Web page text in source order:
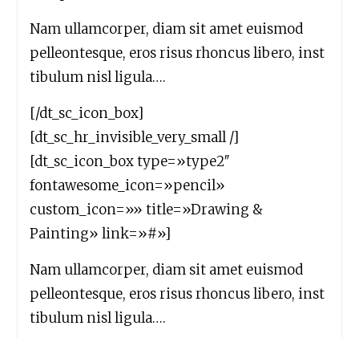
Nam ullamcorper, diam sit amet euismod
pelleontesque, eros risus rhoncus libero, inst
tibulum nisl ligula….
[/dt_sc_icon_box]
[dt_sc_hr_invisible_very_small /]
[dt_sc_icon_box type=»type2″
fontawesome_icon=»pencil»
custom_icon=»» title=»Drawing &
Painting» link=»#»]
Nam ullamcorper, diam sit amet euismod
pelleontesque, eros risus rhoncus libero, inst
tibulum nisl ligula….